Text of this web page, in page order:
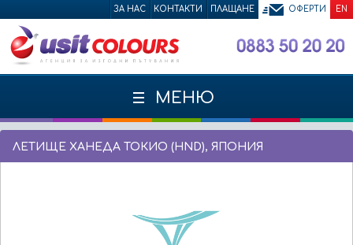
ЗА НАС КОНТАКТИ ПЛАЩАНЕ ОФЕРТИ EN
МЕНЮ
ЛЕТИЩЕ ХАНЕДА ТОКИО (HND), ЯПОНИЯ